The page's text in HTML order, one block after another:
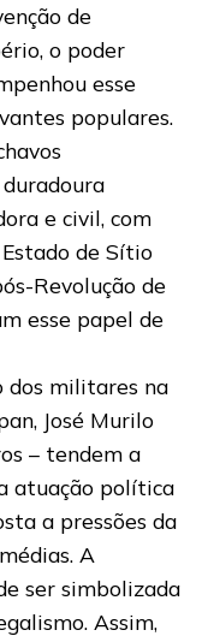
de
o poder
esse
populares.
e civil, com
de Sítio
Revolução de
esse papel de
dos militares na
José Murilo
– tendem a
atuação política
a pressões da
A
ser simbolizada
Assim,